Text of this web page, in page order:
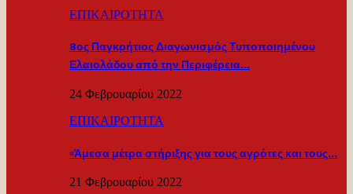
ΕΠΙΚΑΙΡΟΤΗΤΑ
8ος Παγκρήτιος Διαγωνισμός Τυποποιημένου
Ελαιολάδου από την Περιφέρεια…
24 Φεβρουαρίου 2022
ΕΠΙΚΑΙΡΟΤΗΤΑ
«Άμεσα μέτρα στήριξης για τους αγρότες και τους…
21 Φεβρουαρίου 2022